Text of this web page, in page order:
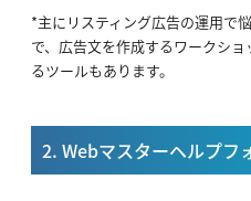
*主にリスティング広告の運用で
で、広告文を作成するワークシ
るツールもあります。
2. Webマスターヘルプフ